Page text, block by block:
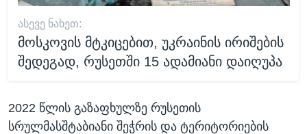
ᲐᲡᲔᲕᲔ ᲜᲐᲮᲔᲗ:
მოსკოვის მტკიცებით, უკრაინის ირიშების
შედეგად, რუსეთში 15 ადამიანი დაიღუპა
2022 წლის გაზაფხულზე რუსეთის
სრულმასშტაბიანი შეჭრის და ტერიტორიების